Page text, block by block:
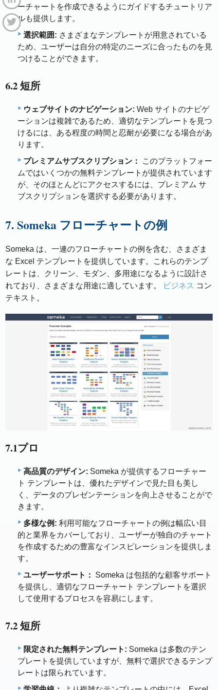
ーチャートを作成できるようにガイドするチュートリア
ルも提供します。
選択範囲: さまざまなテンプレートが用意されている
ため、ユーザーは自分の特定のニーズに合ったものを見
つけることができます。
6.2 短所
ウェブサイトのナビゲーション: Web サイトのナビゲ
ーションは複雑であるため、適切なテンプレートを見つ
けるには、ある程度の時間と忍耐が必要になる場合があ
ります。
プレミアムサブスクリプション：
このプラットフォー
ムではいくつかの無料テンプレートが提供されています
が、そのほとんどにアクセスするには、プレミアム サ
ブスクリプションを選択する必要があります。
7. Someka フローチャートの例
Someka は、一連のフローチャートの例を含む、さまざま
な Excel テンプレートを提供しています。これらのテンプ
レートは、クリーン、モダン、多用途になるように設計さ
れており、さまざまな用途に適しています。
ビジネス コン
テキスト。
7.1プロ
高品質のデザイン: Someka が提供するフローチャー
ト テンプレートは、優れたデザインで見た目も美し
く、データのプレゼンテーションを向上させることがで
きます。
多様な例: 利用可能なフローチャートの例は幅広い目
的と業界をカバーしており、ユーザーが独自のチャート
を作成するための豊富なインスピレーションを提供しま
す。
ユーザーサポート：
Someka は包括的な顧客サポート
を提供し、適切なフローチャート テンプレートを選択
して使用するプロセスを容易にします。
7.2 短所
限定された無料テンプレート: Someka は多数のテン
プレートを提供していますが、無料で選択できるテンプ
レートは限られています。